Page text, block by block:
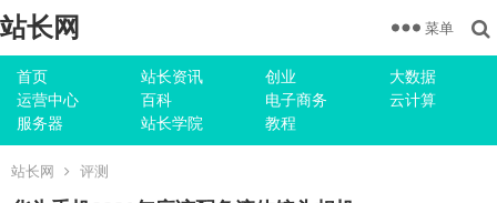
站长网
首页 站长资讯 创业
大数据
运营中心
百科 电子商务
云计算
服务器
站长学院 教程
菜单
站长网 评测